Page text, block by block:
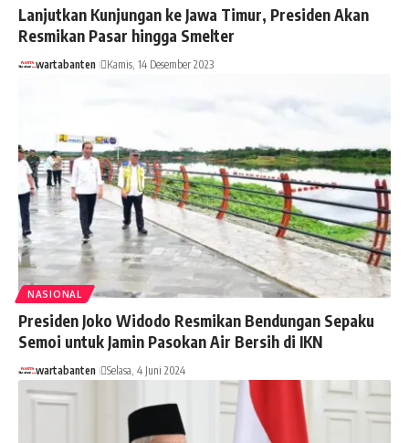
Lanjutkan Kunjungan ke Jawa Timur, Presiden Akan
Resmikan Pasar hingga Smelter
wartabanten Kamis, 14 Desember 2023
NASIONAL
Presiden Joko Widodo Resmikan Bendungan Sepaku
Semoi untuk Jamin Pasokan Air Bersih di IKN
wartabanten Selasa, 4 Juni 2024